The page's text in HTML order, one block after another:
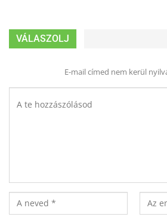
VÁLASZOLJ
E-mail címed nem kerül